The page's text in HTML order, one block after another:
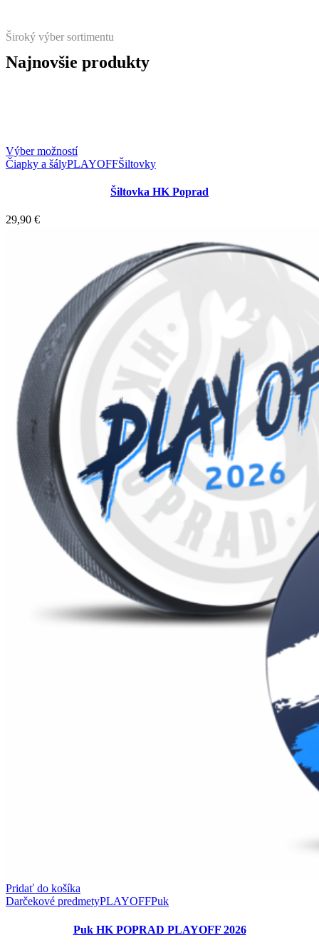
Široký výber sortimentu
Najnovšie produkty
Výber možnostíTento
produkt
stránke
produktu.
Čiapky a šályPLAYOFFŠiltovky
Šiltovka HK Poprad
29,90 €
Pridať do košíka
Darčekové predmetyPLAYOFFPuk
Puk HK POPRAD PLAYOFF 2026